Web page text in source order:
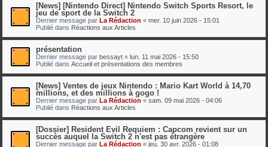
[News] [Nintendo Direct] Nintendo Switch Sports Resort, le
jeu de sport de la Switch 2
Dernier message par La Rédaction « mer. 10 juin 2026 - 15:01
Publié dans Réactions aux Articles
présentation
Dernier message par bessayt « lun. 11 mai 2026 - 15:50
Publié dans Accueil et présentations des membres
[News] Ventes de jeux Nintendo : Mario Kart World à 14,70
millions, et des millions à gogo !
Dernier message par La Rédaction « sam. 09 mai 2026 - 04:06
Publié dans Réactions aux Articles
[Dossier] Resident Evil Requiem : Capcom revient sur un
succès auquel la Switch 2 n'est pas étrangère
Dernier message par La Rédaction « jeu. 30 avr. 2026 - 01:08